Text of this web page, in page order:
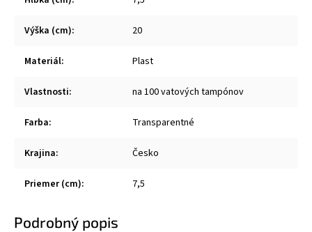
Výška (cm): 20
Materiál: Plast
Vlastnosti: na 100 vatových tampónov
Farba: Transparentné
Krajina: Česko
Priemer (cm): 7,5
Podrobný popis